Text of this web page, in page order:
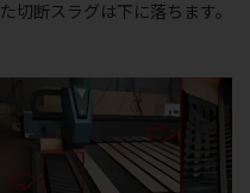
切断スラグは下に落ちます。